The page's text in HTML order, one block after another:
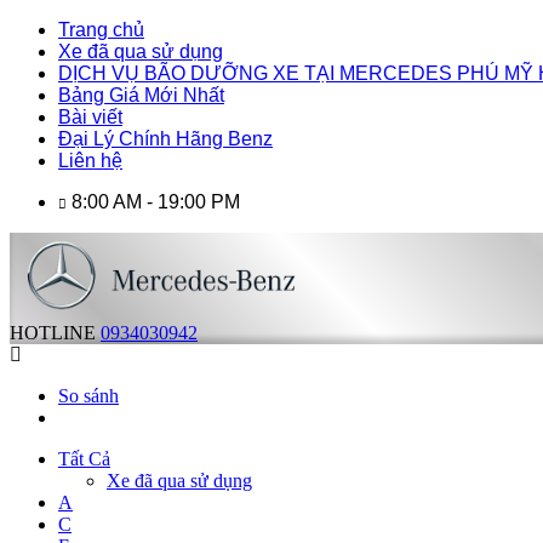
Trang chủ
Xe đã qua sử dụng
DỊCH VỤ BÃO DƯỠNG XE TẠI MERCEDES PHÚ MỸ
Bảng Giá Mới Nhất
Bài viết
Đại Lý Chính Hãng Benz
Liên hệ
8:00 AM - 19:00 PM
HOTLINE 0934030942
So sánh
Tất Cả
Xe đã qua sử dụng
A
C